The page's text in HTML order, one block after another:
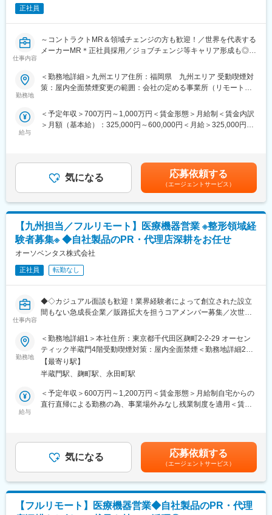
心臓のリズム異常（不整脈）を治療する医療機器を、医師に提
案・サポートします。ただ製品を売るのではなく、「この患者さ
めてアドバイスをし、専門知識を活かしたコンサルティング型の
営業です。
■不整脈とは
をまとめて「不整脈」と呼びます。
■研修制度
入社後は約3か月間、会社や製品について学ぶ研修を実施します。
座学だけでなく、実際に製品を操作しながら基礎を身につけたう
えで現場に配属されます。配属後も、上司・先輩のフォローや勉
強会、年次・階層別研修など継続的な学びの機会があり、業界未
経験の方も安心して成長できる環境です。
※初期研修期間中は会社で手配するビジネスホテルに宿泊していた
ざいます。
例）GROWプログラム：短期間にて他部署の業務体験が可能／社
変更の範囲：会社の定める業務
正社員
仕事内容
～コントラクトMR＆領域チェンジの方も歓迎！／世界を代表する
メーカーMR＊正社員採用／ジョブチェンジ等キャリア形成も◎～
■職務概要
CT・MRI・超音波の装置など、画像診断に関するモダリティを幅
■詳細
・チームメンバーと連携し、学会、研究会等、顧客の活動を支援
し顧客満足の最大化を図ります。
・放射線科がメイン顧客となります。
■当社の強み
GEヘルスケアは造影剤のみならず、CT・MRI・超音波の装置な
ど、画像診断に関するモダリティを幅広く取り扱っています。
そのため担当施設にサービス（メンテナンス等）や営業など複数
の担当者がおり、協力を得られる環境にあります。
また、造影剤と診断機器をセットで売れるのはGE社の強みです。
■担当製品
・オムニスキャン（非イオン性MRI用造影剤）
・ビジパーク（非イオン性等浸透圧X線用造影剤）
・ソナゾイド（超音波用造影剤）
※ヨード造影剤は自社管理下で製品化まで行っています。
■その他
・担当エリア：九州（ご面談の中でご相談しながら決定）
先的に行う体制があります
≪勤務地≫
・直行直帰となります
・籍を置く事業所：東京都港区赤坂5-2-20 赤坂パークビル
勤務地
＜勤務地詳細＞九州エリア住所：福岡県 九州エリア 受動喫煙対
策：屋内全面禁煙変更の範囲：会社の定める事業所（リモートワ
給与
＜予定年収＞700万円～1,000万円＜賃金形態＞月給制＜賃金内訳
＞月額（基本給）：325,000円～600,000円＜月給＞325,000円～
固定手当を含めた表記です。
気になる 応募依頼する
（エージェントサービス）
【九州担当／フルリモート】医療機器営業 ※整形領域経
験者募集※ ◆自社製品のPR・代理店深耕をお任せ
オーソベンタス株式会社
正社員 転勤なし
仕事内容
◆◇カジュアル面談も歓迎！業界経験者によって創立された設立
間もない急成長企業／販路拡大を担うコアメンバー募集／次世代
量大◆◇
■初めに：
同社は2022年に業界経験豊富なメンバーによって設立された整形
外科領域に特化した医療機器企業です！今後もパイプラインが見
込まれる中での増員募集を行っております。企業としては以下記
載の通りの強みがあり、働き方の面でもご自身の裁量で進めてい
■当社の強み：
◎整形外科領域のプロが厳選した高品質の人工関節を提供してい
力に強みを持ちます
◎独立系日本法人として、海外の先進技術を日本の臨床現場に最
勤務地
＜勤務地詳細1＞本社住所：東京都千代田区麹町2-2-29 オーセン
ティック半蔵門4階受動喫煙対策：屋内全面禁煙＜勤務地詳細2＞
九州エリア住所：福岡県を含む九州エリア 受動喫煙対策：屋内全
面禁煙変更の範囲：会社の定める事業所（リモートワーク含む）
【最寄り駅】
半蔵門駅、麹町駅、永田町駅
給与
＜予定年収＞600万円～1,200万円＜賃金形態＞月給制自宅からの
直行直帰による勤務の為、事業場外みなし残業制度を適用＜賃金
考を通じて上下する可能性があります。月給(月額)は固定手当を含
めた表記です。
気になる 応募依頼する
（エージェントサービス）
【フルリモート】医療機器営業◆自社製品のPR・代理